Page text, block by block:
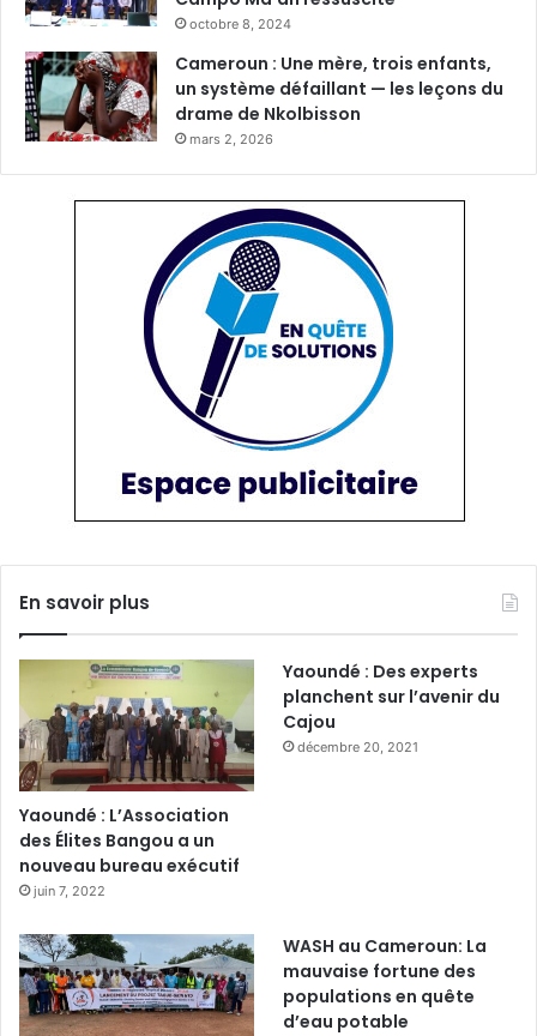
octobre 8, 2024
Cameroun : Une mère, trois enfants,
un système défaillant — les leçons du
drame de Nkolbisson
mars 2, 2026
En savoir plus
Yaoundé : L’Association
des Élites Bangou a un
nouveau bureau exécutif
juin 7, 2022
Yaoundé : Des experts
planchent sur l’avenir du
Cajou
décembre 20, 2021
WASH au Cameroun: La
mauvaise fortune des
populations en quête
d’eau potable